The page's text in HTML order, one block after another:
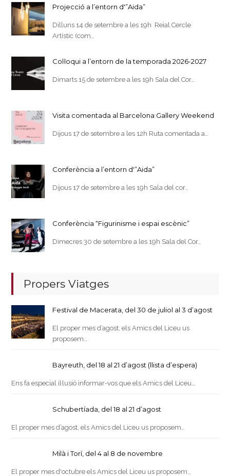
Projecció a l’entorn d'”Aida”
Dilluns 14 de setembre a les 19h Reial Cercle
Artístic (com…
Col·loqui a l’entorn de la temporada 2026-2027
Dimarts 15 de setembre a les 19h Sala del Cor…
Visita comentada al Barcelona Gallery Weekend
Dijous 17 de setembre a les 12h Ruta comentada a…
Conferència a l’entorn d'”Aida”
Dijous 17 de setembre a les 19h Sala del cor…
Conferència “Figurinisme i espai escènic”
Dimecres 30 de setembre a les 19h Sala del Cor…
Propers Viatges
Festival de Macerata, del 30 de juliol al 3 d’agost
El proper mes d’agost, els Amics del Liceu us
proposem…
Bayreuth, del 18 al 21 d’agost (llista d’espera)
Ens fa especial il·lusió informar-vos que els Amics del Liceu…
Schubertíada, del 18 al 21 d’agost
El proper mes d’agost, els Amics del Liceu us proposem…
Milà i Torí, del 4 al 8 de novembre
El proper mes d'octubre els Amics del Liceu us proposem…